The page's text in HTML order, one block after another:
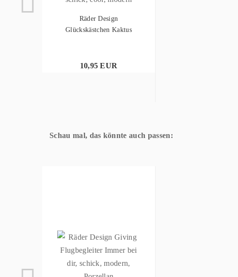
Räder Design
Glückskästchen Kaktus
10,95 EUR
Schau mal, das könnte auch passen: